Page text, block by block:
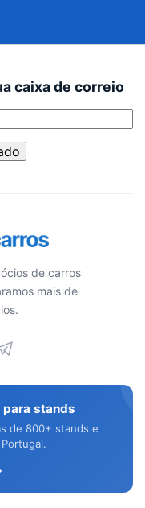
caixa de correio
de carros
mais de
para stands
de 800+ stands e